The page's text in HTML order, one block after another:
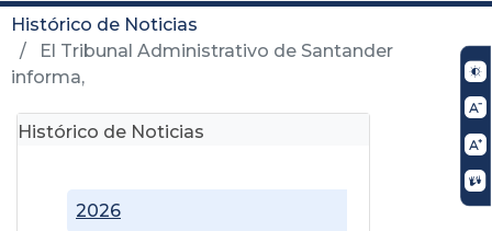
Histórico de Noticias
El Tribunal Administrativo de Santander
informa,
Histórico de Noticias
2026